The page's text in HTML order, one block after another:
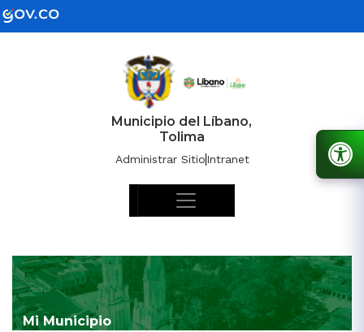
Municipio del Líbano,
Tolima
Administrar SitioIntranet
Mi Municipio